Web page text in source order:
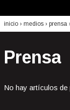
inicio › medios › prensa
Prensa
No hay artículos de